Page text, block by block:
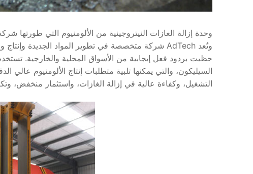
حظيت بردود فعل إيجابية من الأسواق المحلية والخارجية.
السيليكون، والتي يمكنها تلبية متطلبات إنتاج الألومنيوم عالي
التشغيل، وكفاءة عالية في إزالة الغازات، واستثمار منخفض،